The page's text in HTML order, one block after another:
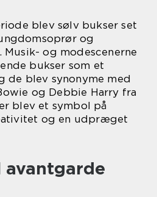
blev sølv bukser set
og
og modescenerne
bukser som et
de blev synonyme med
og Debbie Harry fra
blev et symbol på
og en udpræget
avantgarde